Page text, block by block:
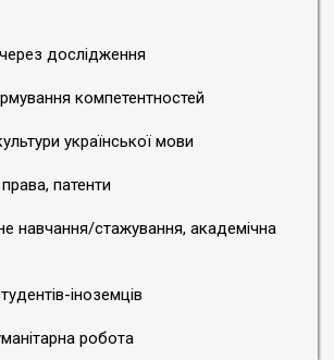
дослідження
компетентностей
української мови
патенти
навчання/стажування, академічна
іноземців
робота